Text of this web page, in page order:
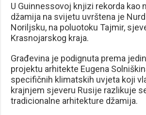
U Guinnessovoj knjizi rekorda kao
džamija na svijetu uvrštena je
Noriljsku, na poluotoku Tajmir,
Krasnojarskog kraja.
Građevina je podignuta prema
projektu arhitekte Eugena
specifičnih klimatskih uvjeta koji
krajnjem sjeveru Rusije razlikuje
tradicionalne arhitekture džamija.